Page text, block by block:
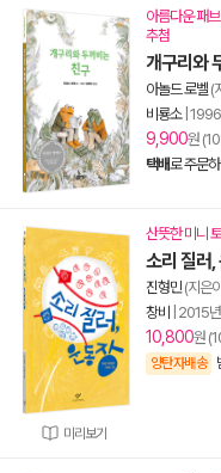
아름다운 패
추첨
개구리와
아놀드 로벨 (
비룡소| 1996
9,900원
택배로 주문
미리보기
산뜻한 미니
소리 질러,
진형민(지은
창비
2015
10,800원
양탄자배송